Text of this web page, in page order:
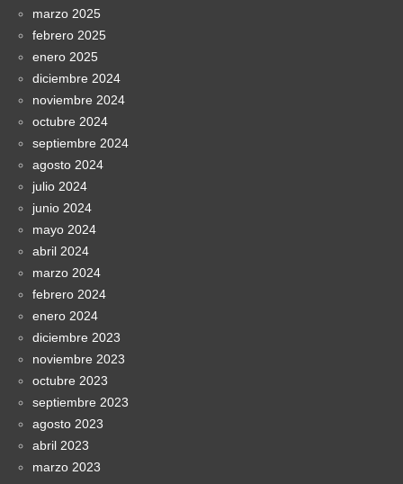
marzo 2025
febrero 2025
enero 2025
diciembre 2024
noviembre 2024
octubre 2024
septiembre 2024
agosto 2024
julio 2024
junio 2024
mayo 2024
abril 2024
marzo 2024
febrero 2024
enero 2024
diciembre 2023
noviembre 2023
octubre 2023
septiembre 2023
agosto 2023
abril 2023
marzo 2023